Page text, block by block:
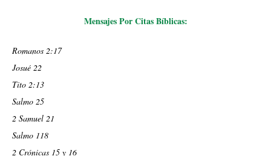
Mensajes Por Citas Bíblicas:
Romanos 2:17
Josué 22
Tito 2:13
Salmo 25
2 Samuel 21
Salmo 118
2 Crónicas 15 y 16